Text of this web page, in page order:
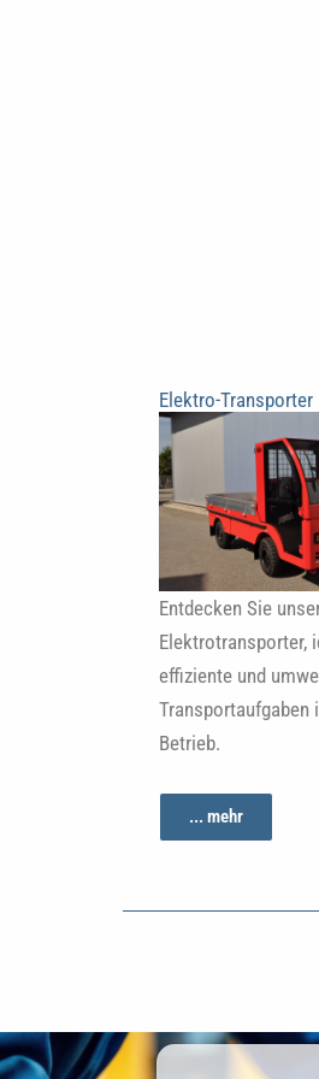
Elektro-Transporter
Entdecken Sie
Elektrotransporter,
effiziente und
Transportaufgaben
Betrieb.
... mehr